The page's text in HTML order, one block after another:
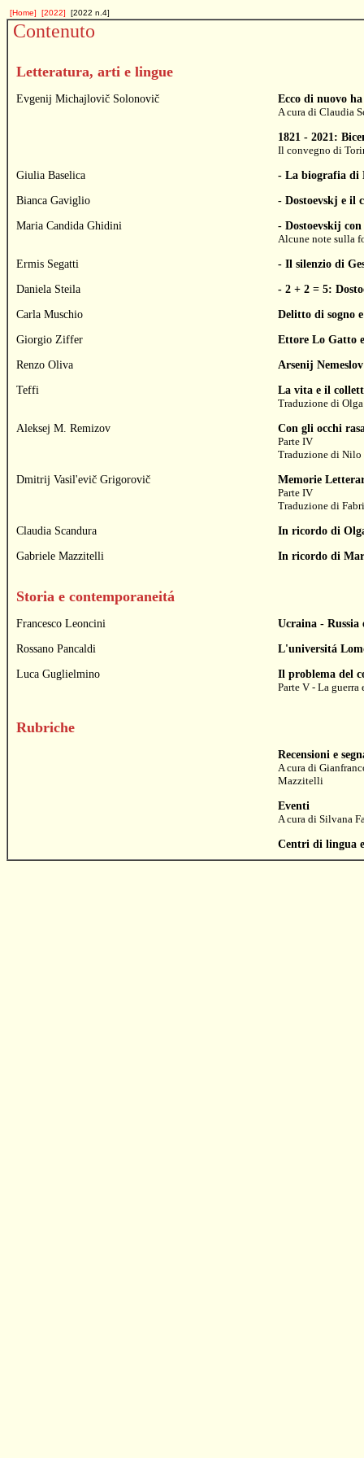
[Home] [2022] [2022 n.4]
Contenuto
Letteratura, arti e lingue
Evgenij Michajlovič Solonovič
Ecco di nuovo
A cura di Claudia
1821 - 2021:
Il convegno di
Giulia Baselica - La biografia di
Bianca Gaviglio - Dostoevskj e il
Maria Candida Ghidini
- Dostoevskij
Alcune note sulla
Ermis Segatti - Il silenzio di
Daniela Steila - 2 + 2 = 5:
Carla Muschio Delitto di sogno
Giorgio Ziffer Ettore Lo Gatto
Renzo Oliva Arsenij
Teffi
La vita e il
Traduzione di
Aleksej M. Remizov
Con gli occhi
Parte IV
Traduzione di Nilo
Dmitrij Vasil'evič Grigorovič
Memorie
Parte IV
Traduzione di
Claudia Scandura In ricordo di
Gabriele Mazzitelli In ricordo di
Storia e contemporaneitá
Francesco Leoncini Ucraina -
Rossano Pancaldi L'universitá
Luca Guglielmino
Il problema del
Parte V - La guerra
Rubriche
Recensioni e
A cura di
Mazzitelli
Eventi
A cura di Silvana
Centri di lingua